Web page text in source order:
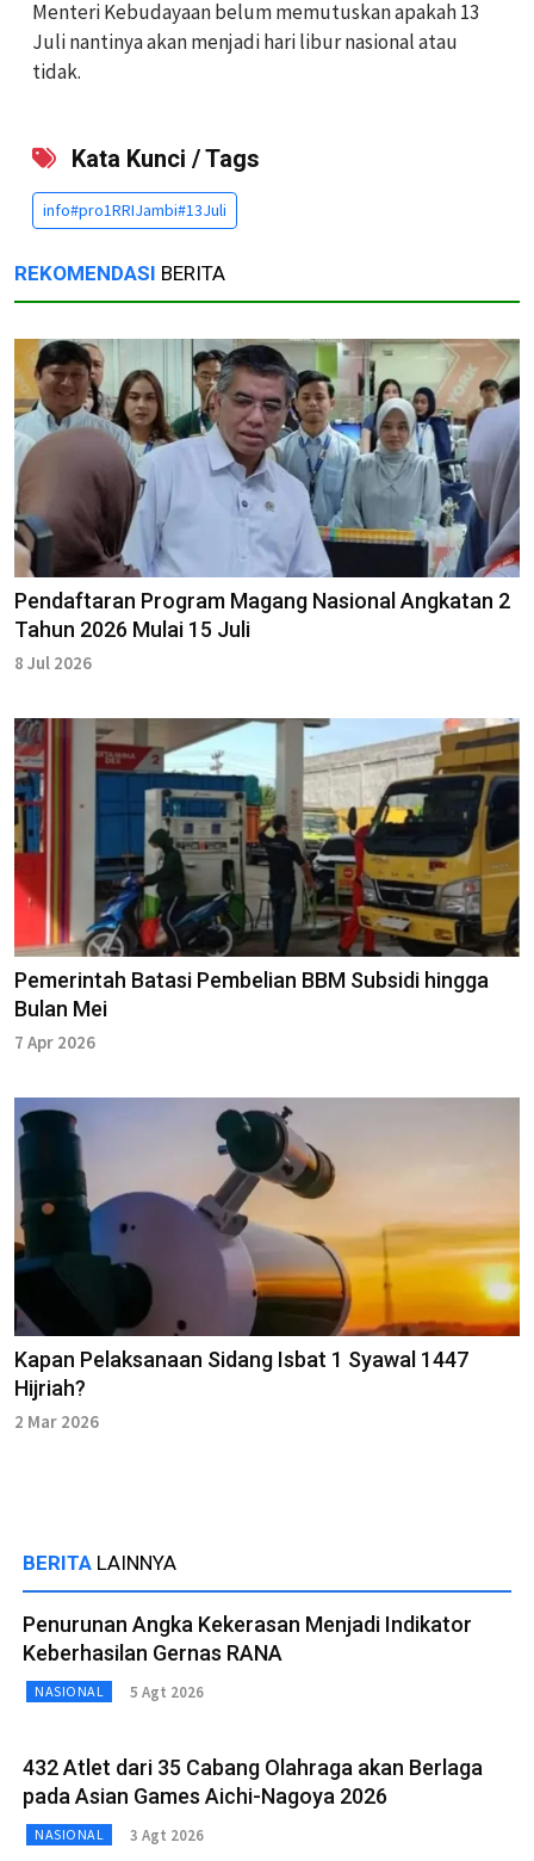
Menteri Kebudayaan belum memutuskan apakah 13
Juli nantinya akan menjadi hari libur nasional atau
tidak.
Kata Kunci / Tags
info#pro1RRIJambi#13Juli
REKOMENDASI BERITA
Pendaftaran Program Magang Nasional Angkatan 2
Tahun 2026 Mulai 15 Juli
8 Jul 2026
Pemerintah Batasi Pembelian BBM Subsidi hingga
Bulan Mei
7 Apr 2026
Kapan Pelaksanaan Sidang Isbat 1 Syawal 1447
Hijriah?
2 Mar 2026
BERITA LAINNYA
Penurunan Angka Kekerasan Menjadi Indikator
Keberhasilan Gernas RANA
NASIONAL 5 Agt 2026
432 Atlet dari 35 Cabang Olahraga akan Berlaga
pada Asian Games Aichi-Nagoya 2026
NASIONAL 3 Agt 2026